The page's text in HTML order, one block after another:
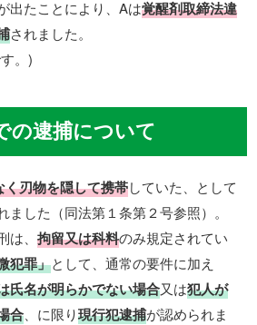
出たことにより、Aは覚醒剤取締法違
されました。
。)
の逮捕について
く刃物を隠して携帯していた、として
ました（同法第１条第２号参照）。
は、拘留又は科料のみ規定されてい
犯罪」として、通常の要件に加え
氏名が明らかでない場合又は犯人が
合 、に限り現行犯逮捕が認められま